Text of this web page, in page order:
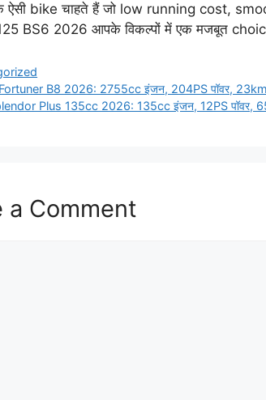
ऐसी bike चाहते हैं जो low running cost,
BS6 2026 आपके विकल्पों में एक मजबूत
B8 2026: 2755cc इंजन, 204PS पॉवर,
Plus 135cc 2026: 135cc इंजन, 12PS पॉवर,
a Comment